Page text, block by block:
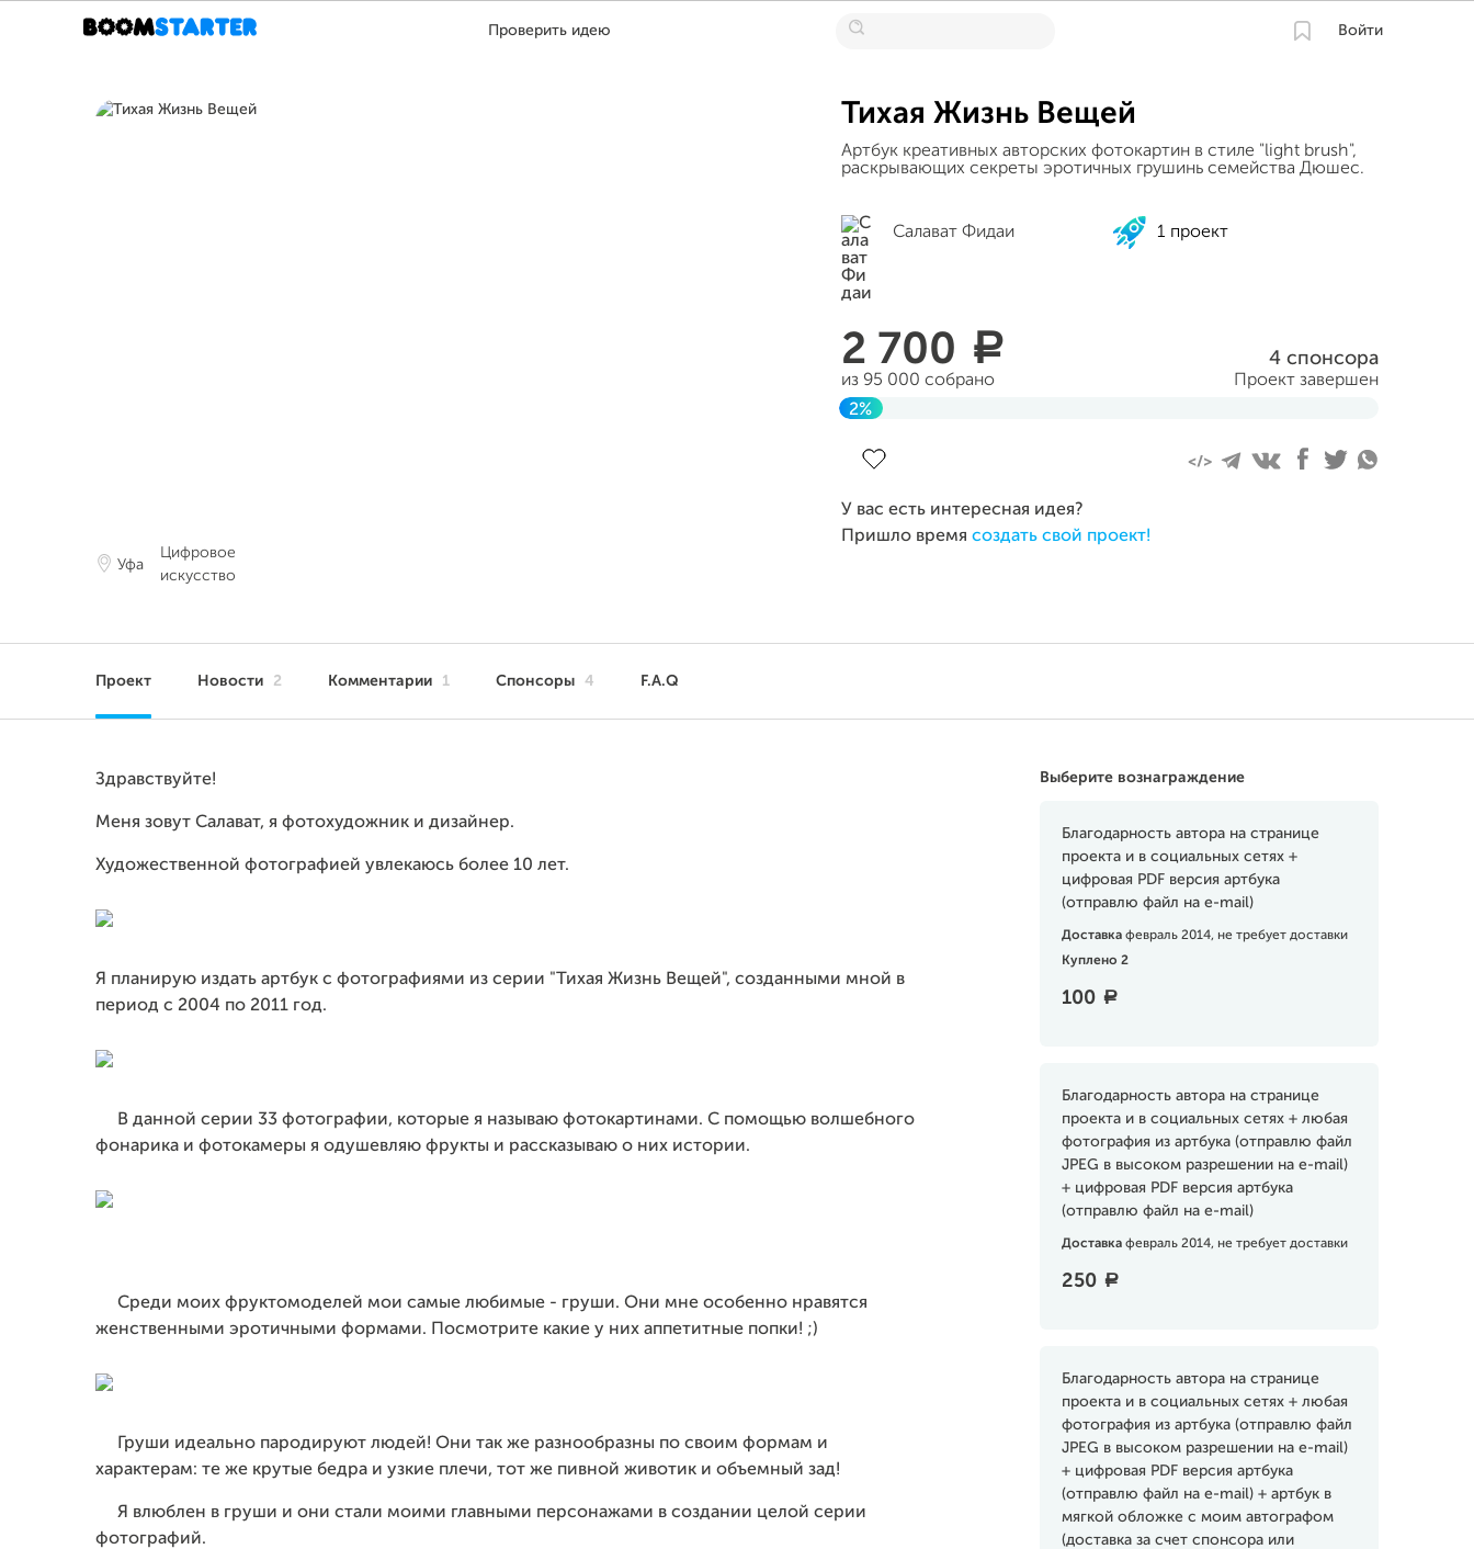
Проверить идею Войти
Уфа
Цифровое
искусство
Тихая Жизнь Вещей
Артбук креативных авторских фотокартин в стиле "light brush",
раскрывающих секреты эротичных грушинь семейства Дюшес.
Салават Фидаи 1 проект
2 700 a
из 95 000 собрано
4 спонсора
Проект завершен
2%
У вас есть интересная идея?
Пришло время создать свой проект!
Проект Новости 2 Комментарии 1 Спонсоры 4 F.A.Q
Выберите вознаграждение
Благодарность автора на странице
проекта и в социальных сетях +
цифровая PDF версия артбука
(отправлю файл на e-mail)
Доставка февраль 2014, не требует доставки
Куплено 2
100 a
Благодарность автора на странице
проекта и в социальных сетях + любая
фотография из артбука (отправлю файл
JPEG в высоком разрешении на e-mail)
+ цифровая PDF версия артбука
(отправлю файл на e-mail)
Доставка февраль 2014, не требует доставки
250 a
Благодарность автора на странице
проекта и в социальных сетях + любая
фотография из артбука (отправлю файл
JPEG в высоком разрешении на e-mail)
+ цифровая PDF версия артбука
(отправлю файл на e-mail) + артбук в
мягкой обложке с моим автографом
(доставка за счет спонсора или
Здравствуйте!
Меня зовут Салават, я фотохудожник и дизайнер.
Художественной фотографией увлекаюсь более 10 лет.
Я планирую издать артбук c фотографиями из серии "Тихая Жизнь Вещей", созданными мной в
период с 2004 по 2011 год.
В данной серии 33 фотографии, которые я называю фотокартинами. С помощью волшебного
фонарика и фотокамеры я одушевляю фрукты и рассказываю о них истории.
Среди моих фруктомоделей мои самые любимые - груши. Они мне особенно нравятся
женственными эротичными формами. Посмотрите какие у них аппетитные попки! ;)
Груши идеально пародируют людей! Они так же разнообразны по своим формам и
характерам: те же крутые бедра и узкие плечи, тот же пивной животик и объемный зад!
Я влюблен в груши и они стали моими главными персонажами в создании целой серии
фотографий.